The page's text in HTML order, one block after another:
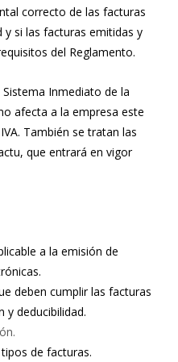
correcto de las facturas
y si las facturas emitidas y
del Reglamento.
Inmediato de la
afecta a la empresa este
También se tratan las
que entrará en vigor
a la emisión de
deben cumplir las facturas
y deducibilidad.
de facturas.